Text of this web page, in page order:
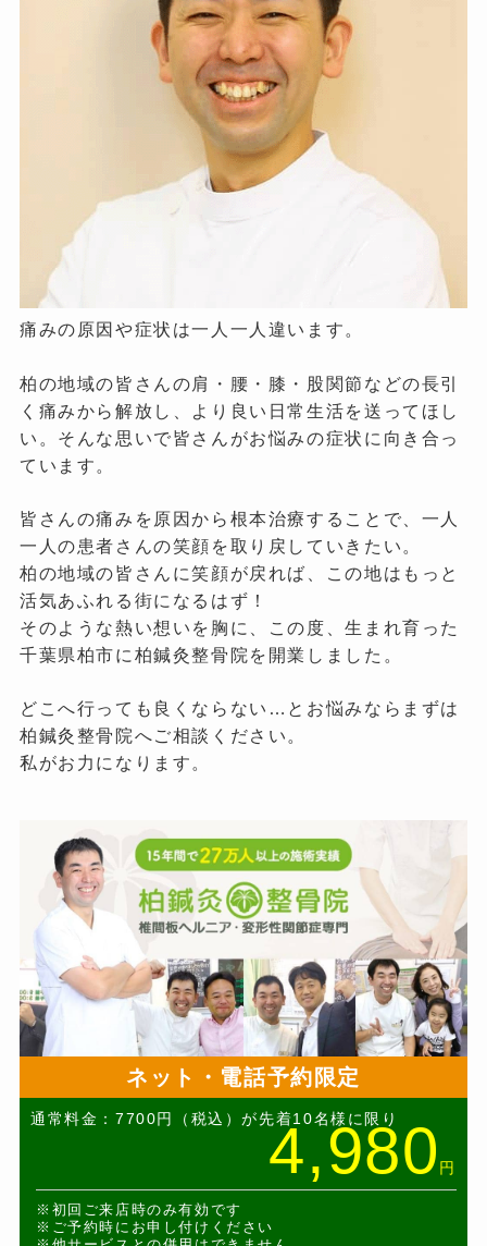
痛みの原因や症状は一人一人違います。
柏の地域の皆さんの肩・腰・膝・股関節などの長引
く痛みから解放し、より良い日常生活を送ってほし
い。そんな思いで皆さんがお悩みの症状に向き合っ
ています。
皆さんの痛みを原因から根本治療することで、一人
一人の患者さんの笑顔を取り戻していきたい。
柏の地域の皆さんに笑顔が戻れば、この地はもっと
活気あふれる街になるはず！
そのような熱い想いを胸に、この度、生まれ育った
千葉県柏市に柏鍼灸整骨院を開業しました。
どこへ行っても良くならない…とお悩みならまずは
柏鍼灸整骨院へご相談ください。
私がお力になります。
ネット・電話予約限定
通常料金：7700円（税込）が先着10名様に限り
4,980 円
※初回ご来店時のみ有効です
※ご予約時にお申し付けください